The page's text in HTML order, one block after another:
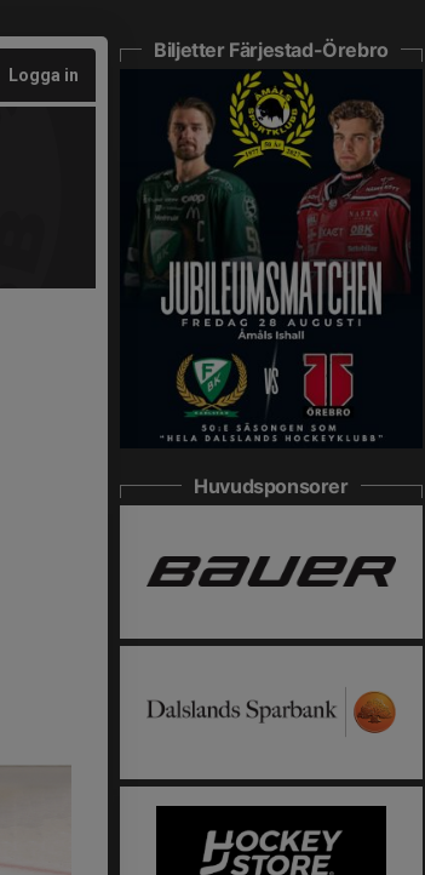
Logga in
Biljetter Färjestad-Örebro
Huvudsponsorer